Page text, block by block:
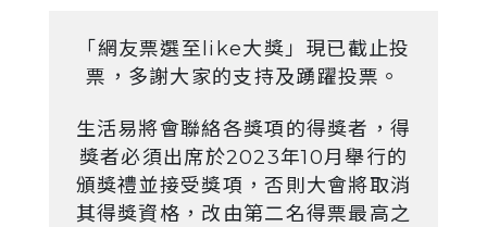
「網友票選至like大獎」現已截止投
票，多謝大家的支持及踴躍投票。
生活易將會聯絡各獎項的得獎者，得
獎者必須出席於2023年10月舉行的
頒獎禮並接受獎項，否則大會將取消
其得獎資格，改由第二名得票最高之